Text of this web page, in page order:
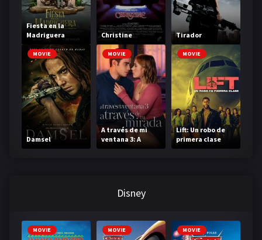
Fiesta en la
Madriguera
Christine Tirador
MOVIE
Damsel
MOVIE
A través de mi
ventana 3: A
través de tu
MOVIE
Lift: Un robo de
primera clase
Disney
MOVIE MOVIE MOVIE